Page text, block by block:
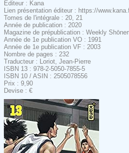
Editeur : Kana
Lien présentation éditeur : https://
Tomes de l'intégrale : 20, 21
Année de publication : 2020
Magazine de prépublication : Weekly
Année de 1e publication VO : 1991
Année de 1e publication VF : 2003
Nombre de pages : 232
Traducteur : Loriot, Jean-Pierre
ISBN 13 : 978-2-5050-7855-5
ISBN 10 / ASIN : 2505078556
Prix : 9,90
Devise : €